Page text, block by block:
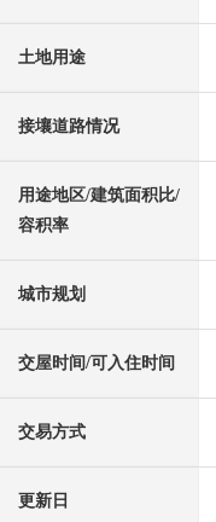
土地用途
接壤道路情况
用途地区/建筑面积比/
容积率
城市规划
交屋时间/可入住时间
交易方式
更新日